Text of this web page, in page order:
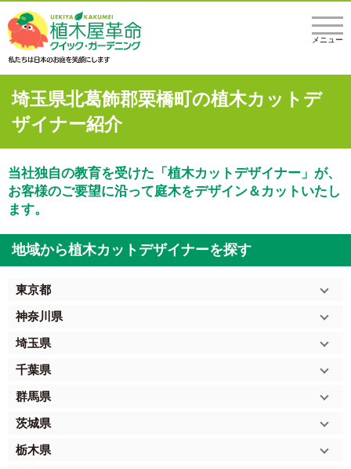
メニュー
埼玉県北葛飾郡栗橋町の植木カットデ
ザイナー紹介
当社独自の教育を受けた「植木カットデザイナー」が、
お客様のご要望に沿って庭木をデザイン＆カットいたし
ます。
地域から植木カットデザイナーを探す
東京都
神奈川県
埼玉県
千葉県
群馬県
茨城県
栃木県